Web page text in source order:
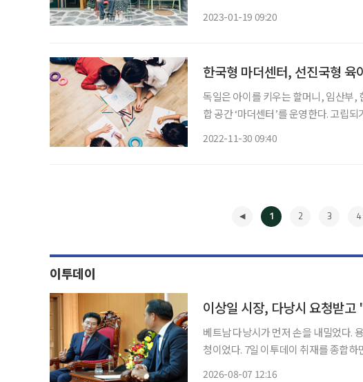
2023-01-19 09:20
한국형 마더센터, 선진국형 육
독일은 아이를 키우는 할머니, 임산부,
합 공간 ‘마더센터’를 운영한다. 고립
2022-11-30 09:40
1 2 3 4
이투데이
이상일 시장, 다낭시 요청받
베트남 다낭시가 먼저 손을 내밀었다.
청이었다. 7일 이투데이 취재를 종합하면 이상일 용인특례시장은 6일 오후 현지시간 응우옌
2026-08-07 12:16